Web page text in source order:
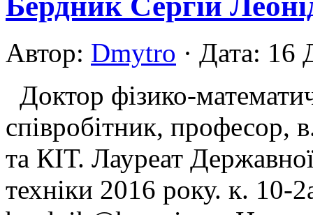
Автор: Dmytro · Дата: 16
Доктор фізико-
співробітник, професор,
та КІТ. Лауреат
техніки 2016 року. к. 10-